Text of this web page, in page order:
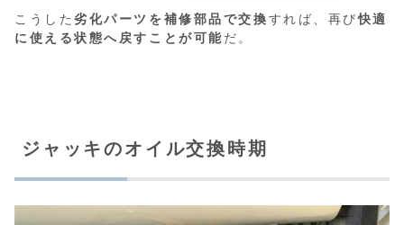
こうした劣化パーツを補修部品で交換すれば、再び快適
に使える状態へ戻すことが可能だ。
ジャッキのオイル交換時期